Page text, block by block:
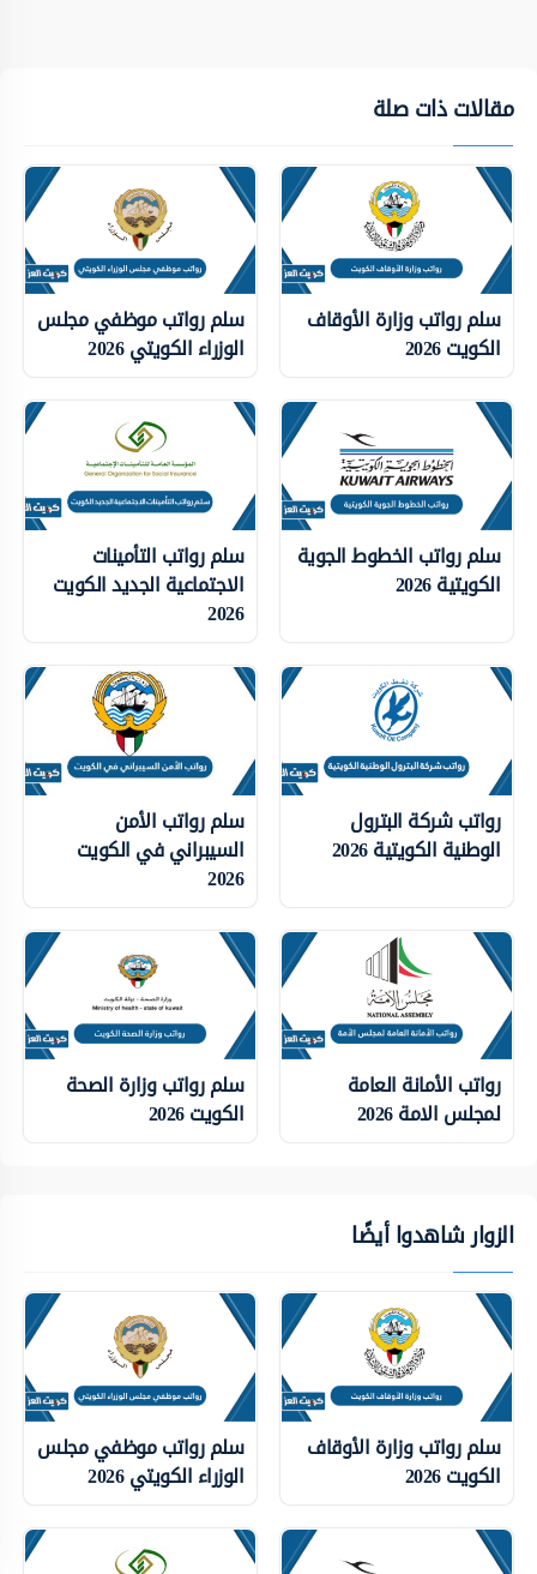
مقالات ذات صلة
سلم رواتب وزارة الأوقاف
الكويت 2026
سلم رواتب موظفي مجلس
الوزراء الكويتي 2026
سلم رواتب الخطوط الجوية
الكويتية 2026
سلم رواتب التأمينات
الاجتماعية الجديد الكويت
2026
رواتب شركة البترول
الوطنية الكويتية 2026
سلم رواتب الأمن
السيبراني في الكويت
2026
رواتب الأمانة العامة
لمجلس الامة 2026
سلم رواتب وزارة الصحة
الكويت 2026
الزوار شاهدوا أيضًا
سلم رواتب وزارة الأوقاف
الكويت 2026
سلم رواتب موظفي مجلس
الوزراء الكويتي 2026